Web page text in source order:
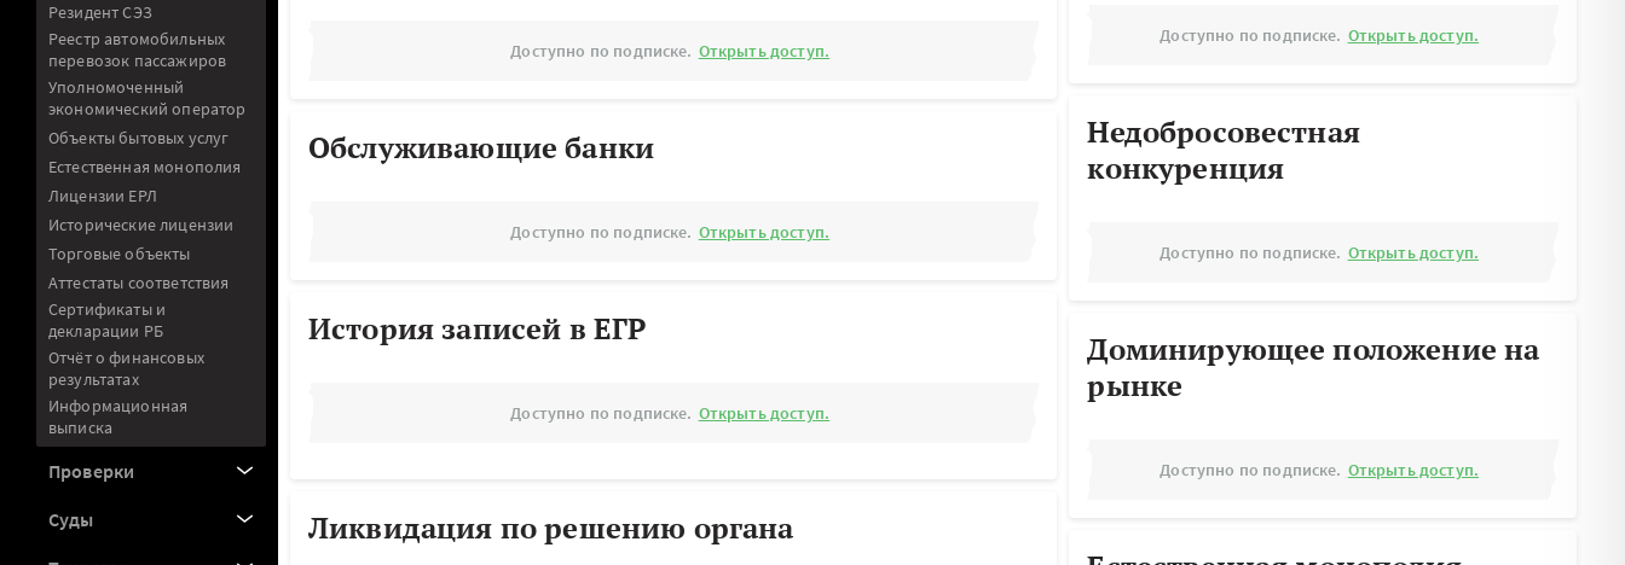
Резидент СЭЗ
Реестр автомобильных
перевозок пассажиров
Уполномоченный
экономический оператор
Объекты бытовых услуг
Естественная монополия
Лицензии ЕРЛ
Исторические лицензии
Торговые объекты
Аттестаты соответствия
Сертификаты и
декларации РБ
Отчёт о финансовых
результатах
Информационная
выписка
Проверки
Суды
Доступно по подписке. Открыть доступ.
Обслуживающие банки
Доступно по подписке. Открыть доступ.
История записей в ЕГР
Доступно по подписке. Открыть доступ.
Ликвидация по решению органа
Доступно по подписке. Открыть доступ.
Недобросовестная
конкуренция
Доступно по подписке. Открыть доступ.
Доминирующее положение на
рынке
Доступно по подписке. Открыть доступ.